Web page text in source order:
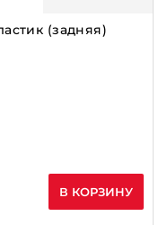
(задняя)
В КОРЗИНУ